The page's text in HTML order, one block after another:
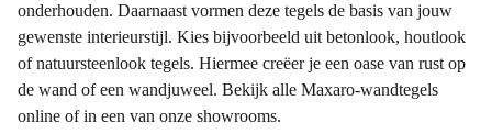
onderhouden. Daarnaast vormen deze tegels de basis van jouw
gewenste interieurstijl. Kies bijvoorbeeld uit betonlook, houtlook
of natuursteenlook tegels. Hiermee creëer je een oase van rust op
de wand of een wandjuweel. Bekijk alle Maxaro-wandtegels
online of in een van onze showrooms.